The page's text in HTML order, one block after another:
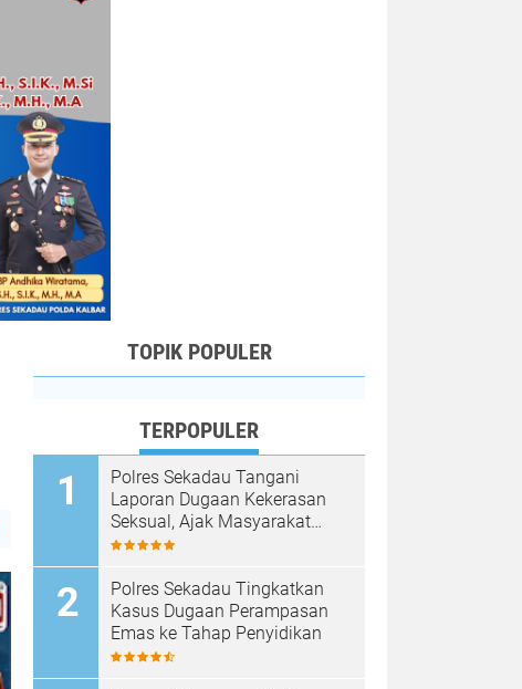
TOPIK POPULER
TERPOPULER
Polres Sekadau Tangani
Laporan Dugaan Kekerasan
Seksual, Ajak Masyarakat
Jaga Ruang Digital
Polres Sekadau Tingkatkan
Kasus Dugaan Perampasan
Emas ke Tahap Penyidikan